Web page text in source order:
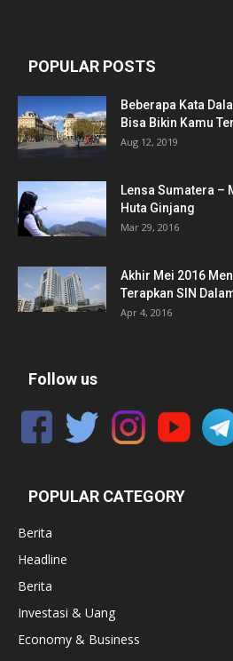
POPULAR POSTS
Beberapa Kata
Bisa Bikin Kamu
Aug 12, 2019
Lensa Sumatera –
Huta Ginjang
Mar 29, 2016
Akhir Mei 2016
Terapkan SIN
Apr 4, 2016
Follow us
POPULAR CATEGORY
Berita
Headline
Berita
Investasi & Uang
Economy & Business